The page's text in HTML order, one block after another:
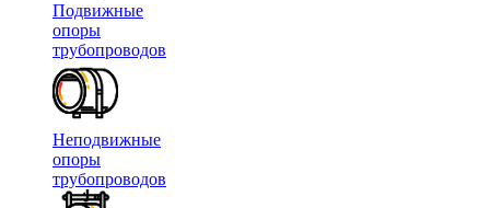
Подвижные
опоры
трубопроводов
Неподвижные
опоры
трубопроводов